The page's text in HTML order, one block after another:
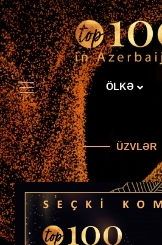
ÖLKƏ
ÜZVLƏR